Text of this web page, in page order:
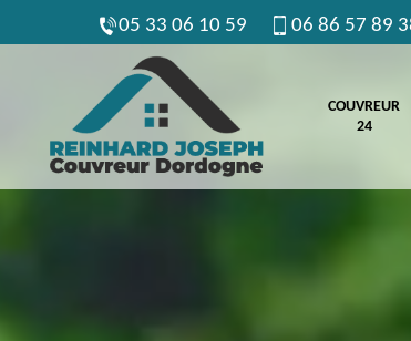
05 33 06 10 59 06 86 57 89
COUVREUR
24